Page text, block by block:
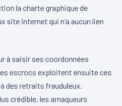
la charte graphique de
site internet qui n’a aucun lien
à saisir ses coordonnées
escrocs exploitent ensuite ces
des retraits frauduleux.
crédible, les arnaqueurs